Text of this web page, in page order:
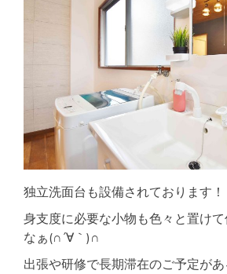
独立洗面台も設備されております！
身支度に必要な小物も色々と置け
なぁ(∩´∀｀)∩
出張や研修で長期滞在のご予定が